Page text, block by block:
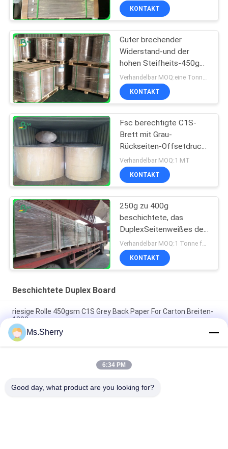
KONTAKT
Guter brechender
Widerstand-und der
hohen Steifheits-450g
Lehm beschichtete
Duplexpapier in der Rolle
Verhandelbar MOQ:eine Tonne von standrad Größe
KONTAKT
Fsc berechtigte C1S-
Brett mit Grau-
Rückseiten-Offsetdruck
in riesigem Rolls
1160mm
Verhandelbar MOQ:1 MT
KONTAKT
250g zu 400g
beschichtete, das
DuplexSeitenweißes des
brett-/beschichtete
1300mm für Kurier-
Taschen
KONTAKT
Beschichtete Duplex Board
riesige Rolle 450gsm C1S Grey Back Paper For Carton Breiten-
1300mm
hohes faltendes Widerstand-überzogenes Duplexbrett 250g
325g mit hinterem Grey Free Sample
140 g 170 g Druckfähiges, überzogenes, weißes Oberdeckel
Ms.Sherry
6:34 PM
Good day, what product are you looking for?